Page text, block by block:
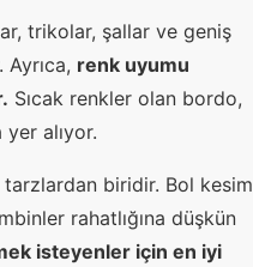
trikolar, şallar ve geniş
renk uyumu
Sıcak renkler olan bordo,
alıyor.
biridir. Bol kesim
rahatlığına düşkün
isteyenler için en iyi